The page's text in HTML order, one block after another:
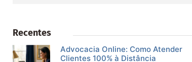
Recentes
Advocacia Online: Como Atender
Clientes 100% à Distância